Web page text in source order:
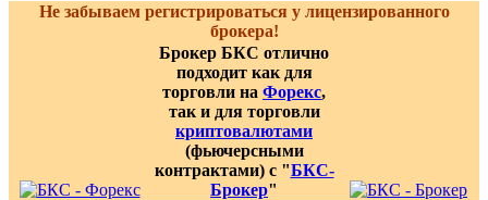
Не забываем регистрироваться у лицензированного
брокера!
Брокер БКС отлично
подходит как для
торговли на Форекс,
так и для торговли
криптовалютами
(фьючерсными
контрактами) с "БКС-
Брокер"